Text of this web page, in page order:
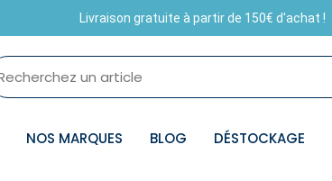
Livraison gratuite à partir de 150€ d'achat !
NOS MARQUES BLOG DÉSTOCKAGE